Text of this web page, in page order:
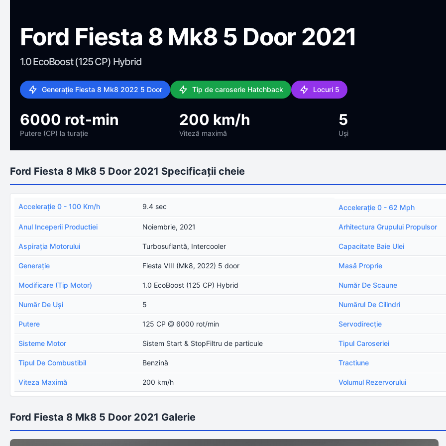
Ford Fiesta 8 Mk8 5 Door 2021
1.0 EcoBoost (125 CP) Hybrid
Generație Fiesta 8 Mk8 2022 5 Door Tip de caroserie Hatchback Locuri 5
6000 rot-min
Putere (CP) la turație
200 km/h
Viteză maximă
5
Uși
Ford Fiesta 8 Mk8 5 Door 2021 Specificații cheie
Acceleraţie 0 - 100 Km/h 9.4 sec Acceleraţie 0 - 62 Mph
Anul Inceperii Productiei Noiembrie, 2021 Arhitectura Grupului Propulsor
Aspirația Motorului Turbosuflantă, Intercooler Capacitate Baie Ulei
Generație Fiesta VIII (Mk8, 2022) 5 door Masă Proprie
Modificare (Tip Motor) 1.0 EcoBoost (125 CP) Hybrid Număr De Scaune
Număr De Uşi 5 Numărul De Cilindri
Putere 125 CP @ 6000 rot/min Servodirecţie
Sisteme Motor Sistem Start & StopFiltru de particule Tipul Caroseriei
Tipul De Combustibil Benzină Tractiune
Viteza Maximă 200 km/h Volumul Rezervorului
Ford Fiesta 8 Mk8 5 Door 2021 Galerie